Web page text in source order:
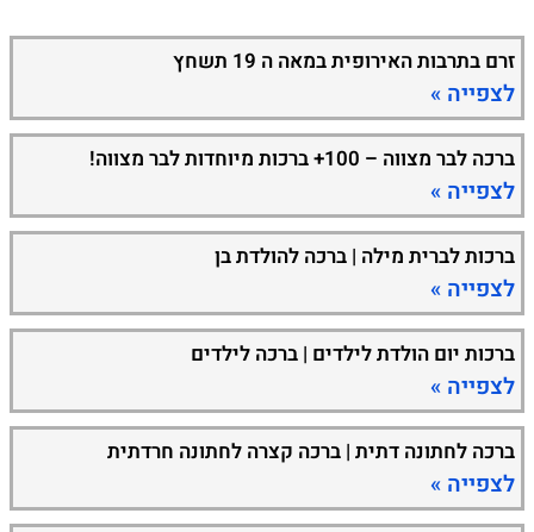
זרם בתרבות האירופית במאה ה 19 תשחץ
לצפייה »
ברכה לבר מצווה – 100+ ברכות מיוחדות לבר מצווה!
לצפייה »
ברכות לברית מילה | ברכה להולדת בן
לצפייה »
ברכות יום הולדת לילדים | ברכה לילדים
לצפייה »
ברכה לחתונה דתית | ברכה קצרה לחתונה חרדתית
לצפייה »